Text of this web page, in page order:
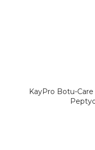
KayPro Botu-